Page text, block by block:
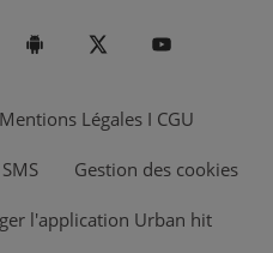
Mentions Légales I CGU
Gestion des cookies
l'application Urban hit